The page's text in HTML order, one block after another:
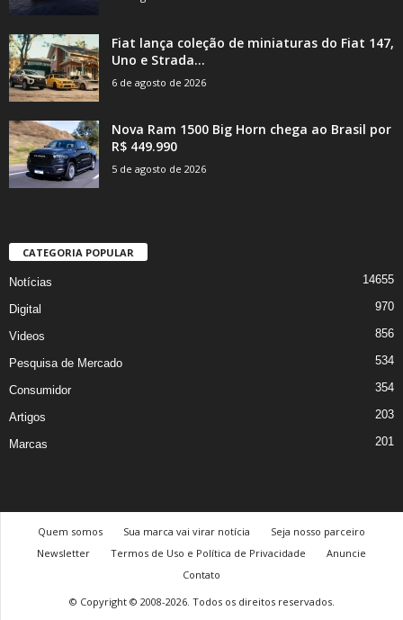
Fiat lança coleção de miniaturas do Fiat 147,
Uno e Strada...
6 de agosto de 2026
Nova Ram 1500 Big Horn chega ao Brasil por
R$ 449.990
5 de agosto de 2026
CATEGORIA POPULAR
Notícias 14655
Digital 970
Videos 856
Pesquisa de Mercado 534
Consumidor 354
Artigos 203
Marcas 201
Quem somos Sua marca vai virar notícia
Seja nosso parceiro
Newsletter
Termos de Uso e Política de Privacidade
Anuncie
Contato
© Copyright © 2008-2026. Todos os direitos reservados.